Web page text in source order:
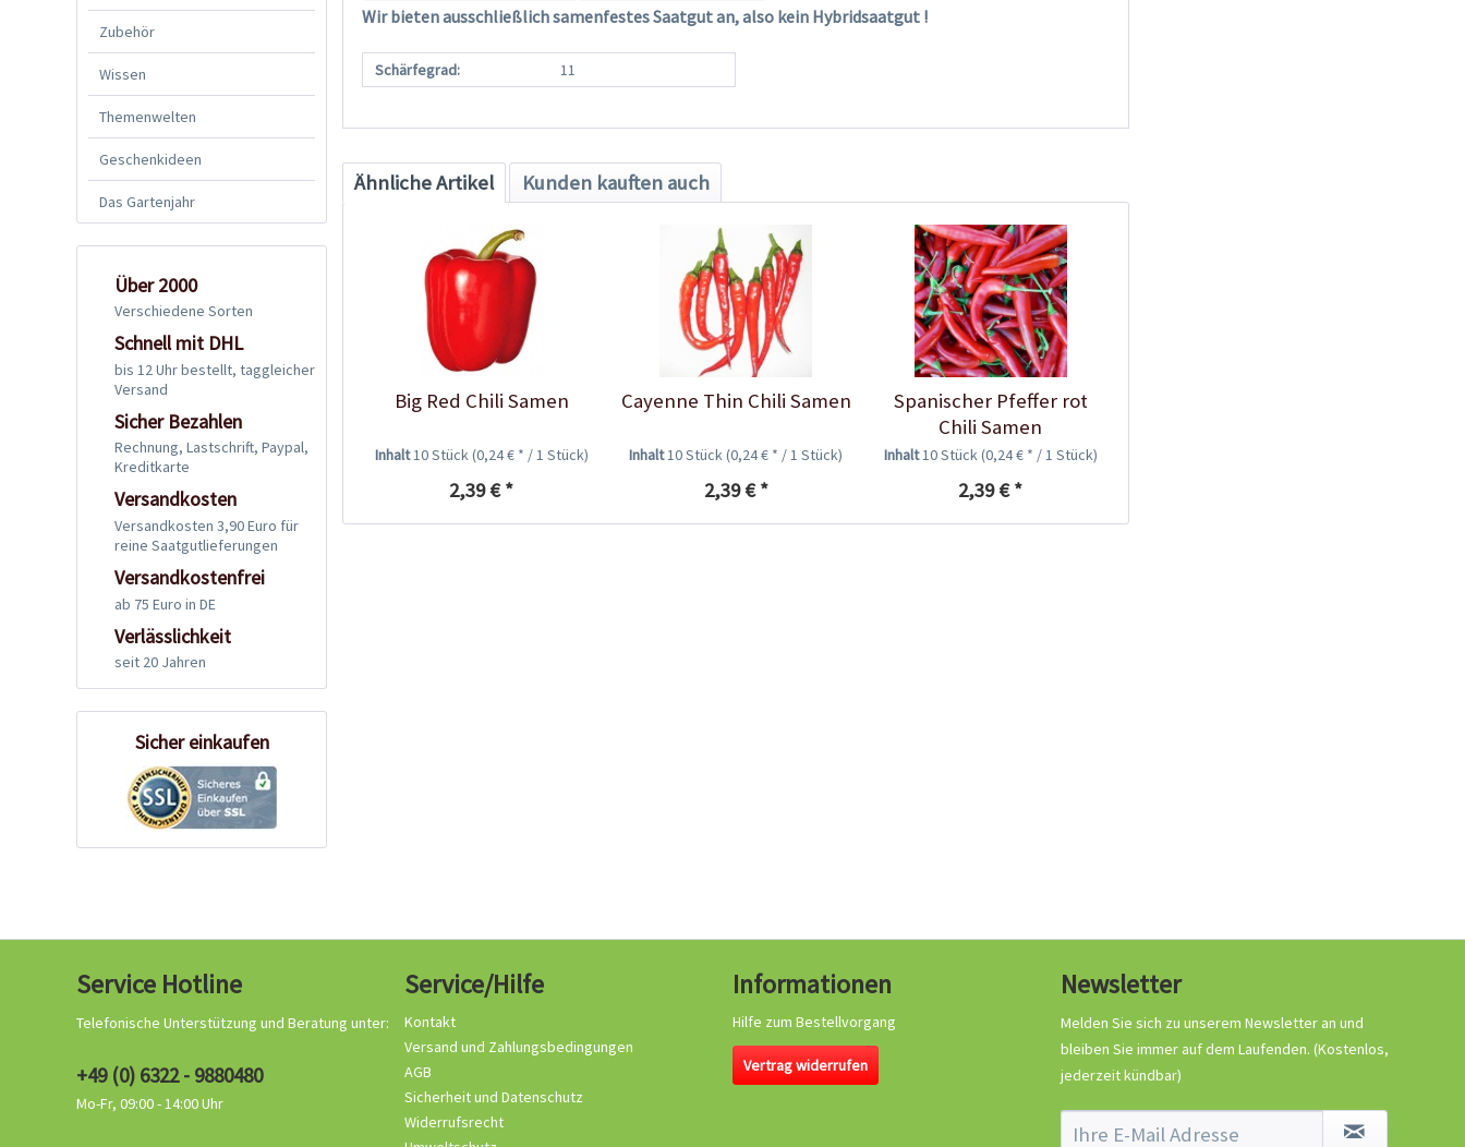
Zubehör
Wissen
Themenwelten
Geschenkideen
Das Gartenjahr
Über 2000
Verschiedene Sorten
Schnell mit DHL
bis 12 Uhr bestellt, taggleicher
Versand
Sicher Bezahlen
Rechnung, Lastschrift, Paypal,
Kreditkarte
Versandkosten
Versandkosten 3,90 Euro für
reine Saatgutlieferungen
Versandkostenfrei
ab 75 Euro in DE
Verlässlichkeit
seit 20 Jahren
Sicher einkaufen
Wir bieten ausschließlich samenfestes Saatgut an, also kein Hybridsaatgut !
Schärfegrad: 11
Ähnliche Artikel Kunden kauften auch
Big Red Chili Samen
Inhalt10 Stück(0,24 € * / 1 Stück)
2,39 € *
Cayenne Thin Chili Samen
Inhalt10 Stück(0,24 € * / 1 Stück)
2,39 € *
Spanischer Pfeffer rot
Chili Samen
Inhalt10 Stück(0,24 € * / 1 Stück)
2,39 € *
Anbau
Wissen
Service Hotline
Telefonische Unterstützung und Beratung unter:
+49 (0) 6322 - 9880480
Mo-Fr, 09:00 - 14:00 Uhr
Service/Hilfe
Kontakt
Versand und Zahlungsbedingungen
AGB
Sicherheit und Datenschutz
Widerrufsrecht
Informationen
Hilfe zum Bestellvorgang
Vertrag widerrufen
Newsletter
Melden Sie sich zu unserem Newsletter an und
bleiben Sie immer auf dem Laufenden. (Kostenlos,
jederzeit kündbar)